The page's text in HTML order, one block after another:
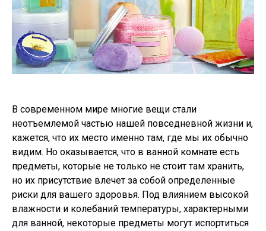
В современном мире многие вещи стали
неотъемлемой частью нашей повседневной жизни и,
кажется, что их место именно там, где мы их обычно
видим. Но оказывается, что в ванной комнате есть
предметы, которые не только не стоит там хранить,
но их присутствие влечет за собой определенные
риски для вашего здоровья. Под влиянием высокой
влажности и колебаний температуры, характерными
для ванной, некоторые предметы могут испортиться